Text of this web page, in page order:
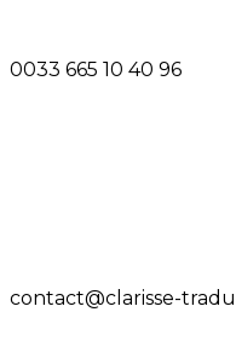
0033 665 10 40 96
contact@clarisse-